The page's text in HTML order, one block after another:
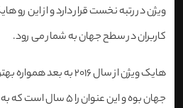
ویژن در رتبه نخست قرار دارد و از این
کاربران در سطح جهان به شمار می رود.
هایک ویژن از سال 2016 به
جهان بوه و این عنوان را 5 سال است که به همراه خود دارد.